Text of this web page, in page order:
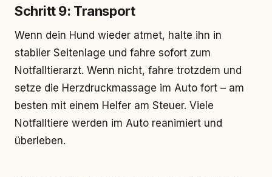
Schritt 9: Transport
Wenn dein Hund wieder atmet, halte ihn in
stabiler Seitenlage und fahre sofort zum
Notfalltierarzt. Wenn nicht, fahre trotzdem und
setze die Herzdruckmassage im Auto fort – am
besten mit einem Helfer am Steuer. Viele
Notfalltiere werden im Auto reanimiert und
überleben.